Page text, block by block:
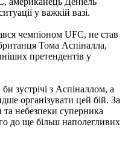
у важкій вазі.
чемпіоном UFC, не став
Тома Аспіналла,
претендентів у
зустрічі з Аспіналлом, а
організувати цей бій. За
небезпеки суперника
до ще більш наполегливих